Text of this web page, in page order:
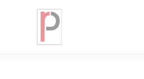
Categoria: